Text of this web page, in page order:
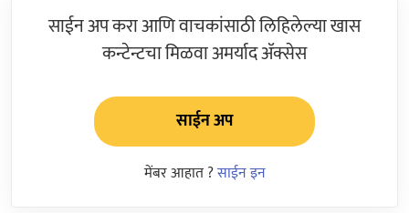
साईन अप करा आणि वाचकांसाठी लिहिलेल्या खास
कन्टेन्टचा मिळवा अमर्याद ॲक्सेस
साईन अप
मेंबर आहात ?साईन इन